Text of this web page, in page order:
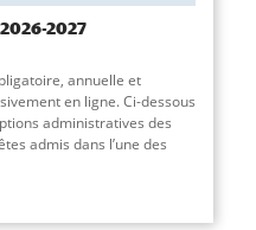
2027
annuelle et
en ligne. Ci-dessous
administratives des
admis dans l’une des